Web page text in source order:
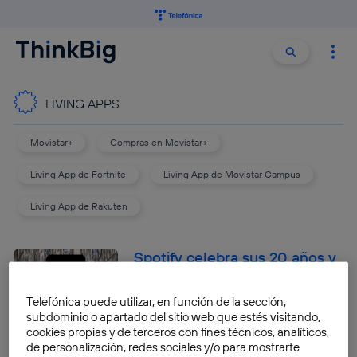
Buscar
LIVING APPS
Movistar+ Compras en Movistar+
Living App de Fortnite Living App de Movistar Campus
Living App de Rakuten
Spotify celebra sus 20 años y
Daniel Ruiz-Gopegui
Telefónica puede utilizar, en función de la sección,
subdominio o apartado del sitio web que estés visitando,
cookies propias y de terceros con fines técnicos, analíticos,
de personalización, redes sociales y/o para mostrarte